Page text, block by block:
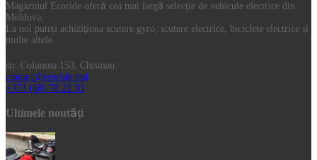
Magazinul Ecoride oferă cea mai largă selecție de vehicule electrice din
Moldova.
La noi puteți achiziţiona scutere gyro, scutere electrice, biciclete electrice și
multe altele.
str. Columna 153, Chisinau
contact@ecoride.md
+373 (68) 78 22 33
Ultimele noutăți